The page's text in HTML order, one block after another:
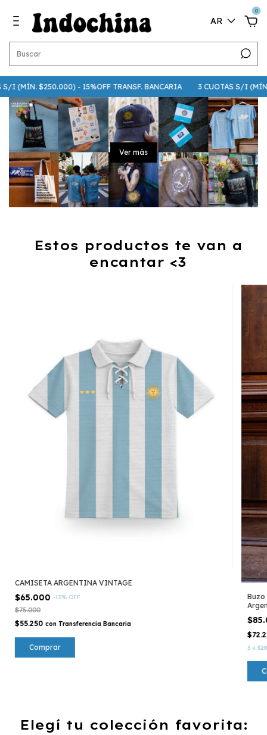
AR
0
$250.000) - 15%OFF TRANSF. BANCARIA 3 CUOTAS S/I (MÍN.
Ver más
Estos productos te van a
encantar <3
CAMISETA ARGENTINA VINTAGE
$65.000 -13% OFF
$75.000
$55.250 con Transferencia Bancaria
Comprar 3 x
Elegí tu colección favorita: